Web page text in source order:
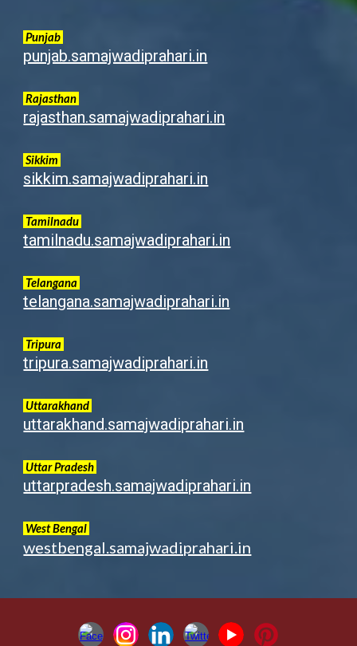
Punjab
punjab.samajwadiprahari.in
Rajasthan
rajasthan.samajwadiprahari.in
Sikkim
sikkim.samajwadiprahari.in
Tamilnadu
tamilnadu.samajwadiprahari.in
Telangana
telangana.samajwadiprahari.in
Tripura
tripura.samajwadiprahari.in
Uttarakhand
uttarakhand.samajwadiprahari.in
Uttar Pradesh
uttarpradesh.samajwadiprahari.in
West Bengal
westbengal.samajwadiprahari.in